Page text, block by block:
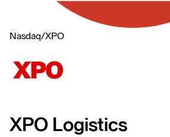
Nasdaq/XPO
XPO Logistics